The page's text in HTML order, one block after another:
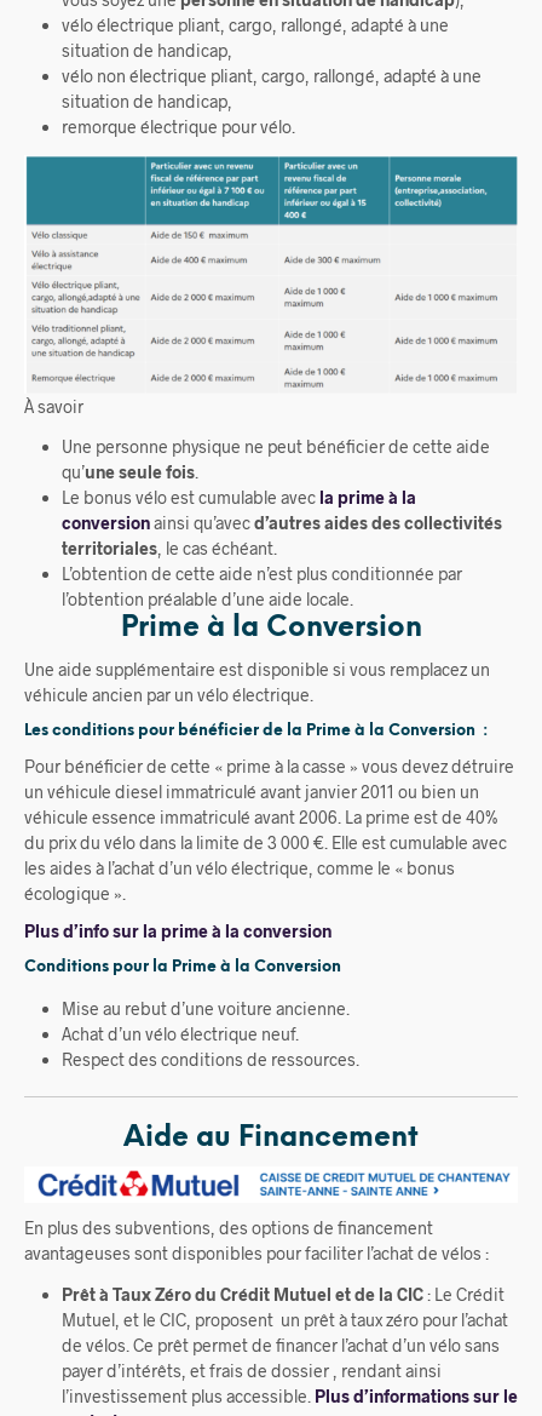
vélo électrique pliant, cargo, rallongé, adapté à une
situation de handicap,
vélo non électrique pliant, cargo, rallongé, adapté à une
situation de handicap,
remorque électrique pour vélo.
À savoir
Une personne physique ne peut bénéficier de cette aide
qu’une seule fois.
Le bonus vélo est cumulable avec la prime à la
conversionainsi qu’avecd’autres aides des collectivités
territoriales, le cas échéant.
L’obtention de cette aide n’est plus conditionnée par
l’obtention préalable d’une aide locale.
Prime à la Conversion
Une aide supplémentaire est disponible si vous remplacez un
véhicule ancien par un vélo électrique.
Les conditions pour bénéficier de la Prime à la Conversion :
Pour bénéficier de cette « prime à la casse » vous devez détruire
un véhicule diesel immatriculé avant janvier 2011 ou bien un
véhicule essence immatriculé avant 2006. La prime est de 40%
du prix du vélo dans la limite de 3 000 €. Elle est cumulable avec
les aides à l’achat d’un vélo électrique, comme le « bonus
écologique ».
Plus d’info sur la prime à la conversion
Conditions pour la Prime à la Conversion
Mise au rebut d’une voiture ancienne.
Achat d’un vélo électrique neuf.
Respect des conditions de ressources.
Aide au Financement
En plus des subventions, des options de financement
avantageuses sont disponibles pour faciliter l’achat de vélos :
Prêt à Taux Zéro du Crédit Mutuel et de la CIC: Le Crédit
Mutuel, et le CIC, proposent un prêt à taux zéro pour l’achat
de vélos. Ce prêt permet de financer l’achat d’un vélo sans
payer d’intérêts, et frais de dossier , rendant ainsi
l’investissement plus accessible. Plus d’informations sur le